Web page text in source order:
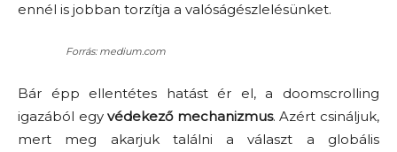
ennél is jobban torzítja a valóságészlelésünket.
Forrás: medium.com
Bár épp ellentétes hatást ér el, a doomscrolling
igazából egyvédekező mechanizmus. Azért csináljuk,
mert meg akarjuk találni a választ a globális